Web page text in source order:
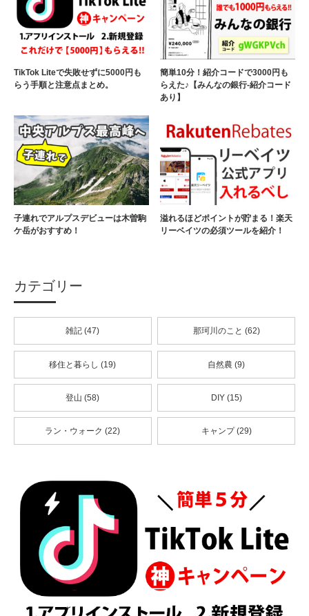
TikTok Liteで失敗せずに5000円も
らう手順と注意点まとめ。
簡単10分！紹介コードで3000円も
らえた♪【みんなの銀行-紹介コード
あり】
子連れでアルプスデビューは木曽駒
ケ岳がおすすめ！
溢れるほどポイントが貯まる！楽天
リーベイツの必須ツールを紹介！
カテゴリー
雑記 (47) 那珂川のこと (62)
移住と暮らし (19) 自然農 (9)
登山 (58) DIY (15)
ラン・ウォーク (22) キャンプ (29)